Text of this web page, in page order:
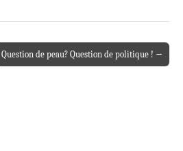
Question de peau? Question de politique ! →